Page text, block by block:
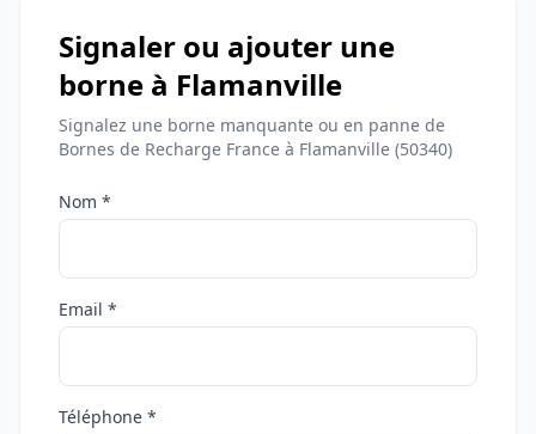
Signaler ou ajouter une
borne à Flamanville
Signalez une borne manquante ou en panne de
Bornes de Recharge France à Flamanville (50340)
Nom *
Email *
Téléphone *